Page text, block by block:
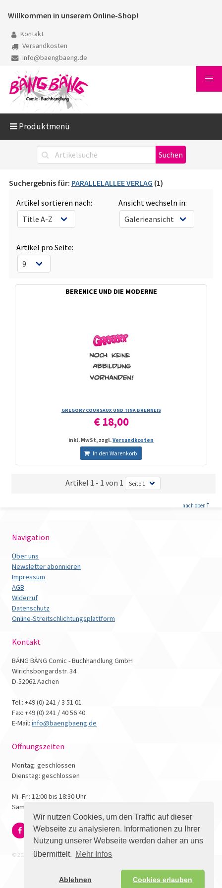
Wir nutzen Cookies, um den Traffic auf dieser
Webseite zu analysieren. Informationen zu Ihrer
Nutzung unserer Webseite werden daher an uns
übermittelt. Mehr Infos
Ablehnen Cookies erlauben
Willkommen in unserem Online-Shop!
Kontakt
Versandkosten
info@baengbaeng.de
Produktmenü
Suchergebnis für: PARALLELALLEE VERLAG (1)
Artikel sortieren nach:
Ansicht wechseln in:
Artikel pro Seite:
BERENICE UND DIE MODERNE
GREGORY COURSAUX UND TINA BRENNEIS
€ 18,00
inkl. MwSt, zzgl.Versandkosten
In den Warenkorb
Artikel 1 - 1 von 1
nach oben
Navigation
Über uns
Newsletter abonnieren
Impressum
AGB
Widerruf
Datenschutz
Online-Streitschlichtungsplattform
Kontakt
BÄNG BÄNG Comic - Buchhandlung GmbH
Wirichsbongardstr. 34
D-52062 Aachen
Tel.: +49 (0) 241 / 3 51 01
Fax: +49 (0) 241 / 40 56 40
E-Mail: info@baengbaeng.de
Öffnungszeiten
Montag: geschlossen
Dienstag: geschlossen
Mi.-Fr.: 12:00 bis 18:30 Uhr
Samstag: 10:00 bis 17:00 Uhr
© 2026 - Bäng Bäng Comicbuchhandlung